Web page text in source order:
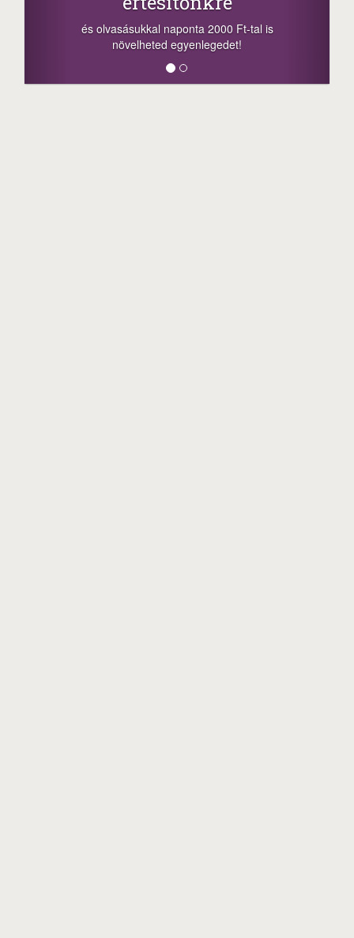
naponta 2000 Ft-tal is
növelheted egyenlegedet!
megosztási